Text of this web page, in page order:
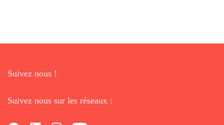
Suivez nous !
Suivez nous sur les réseaux :